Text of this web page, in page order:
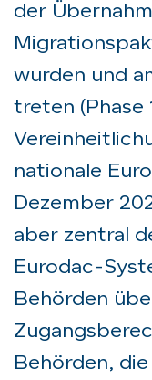
der
wurden und
treten (Phase
nationale
Dezember
aber zentral
Eurodac-
Behörden
Behörden,